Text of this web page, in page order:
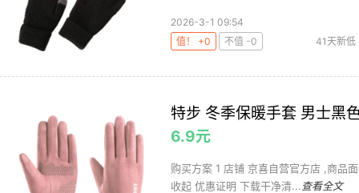
2026-3-1 09:54
值！ +0
不值 -0
41天新低
特步 冬季保暖手套 男士黑
6.9元
购买方案 1 店铺 京喜自营官方店 ,商品
收起 优惠证明 下载干净清... 查看全文